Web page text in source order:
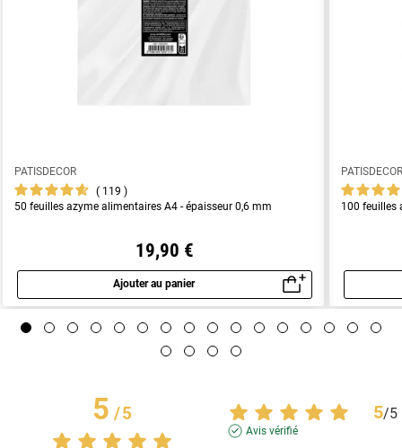
PATISDECOR
119
50 feuilles azyme alimentaires A4 - épaisseur 0,6 mm
19,90 €
Ajouter au panier
Aperçu rapide
100 feuilles
5/5 5/5
Avis vérifié